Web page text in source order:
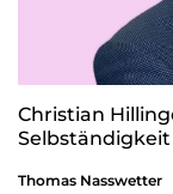
Christian
Thomas Nasswetter